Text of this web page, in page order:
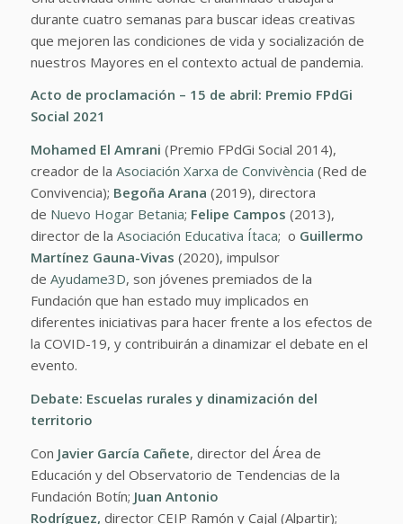
durante cuatro semanas para buscar ideas creativas
que mejoren las condiciones de vida y socialización de
nuestros Mayores en el contexto actual de pandemia.
Acto de proclamación – 15 de abril: Premio FPdGi
Social 2021
Mohamed El Amrani (Premio FPdGi Social 2014),
creador de la Asociación Xarxa de Convivència (Red de
Convivencia); Begoña Arana (2019), directora
de Nuevo Hogar Betania; Felipe Campos (2013),
director de la Asociación Educativa Ítaca; o Guillermo
Martínez Gauna-Vivas (2020), impulsor
de Ayudame3D, son jóvenes premiados de la
Fundación que han estado muy implicados en
diferentes iniciativas para hacer frente a los efectos de
la COVID-19, y contribuirán a dinamizar el debate en el
evento.
Debate: Escuelas rurales y dinamización del
territorio
Con Javier García Cañete, director del Área de
Educación y del Observatorio de Tendencias de la
Fundación Botín; Juan Antonio
Rodríguez, director CEIP Ramón y Cajal (Alpartir);